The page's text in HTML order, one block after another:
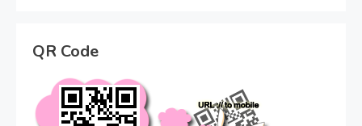
QR Code